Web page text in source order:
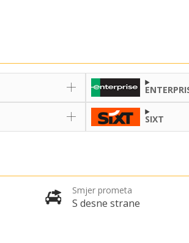
SIXT
Smjer prometa
S desne strane